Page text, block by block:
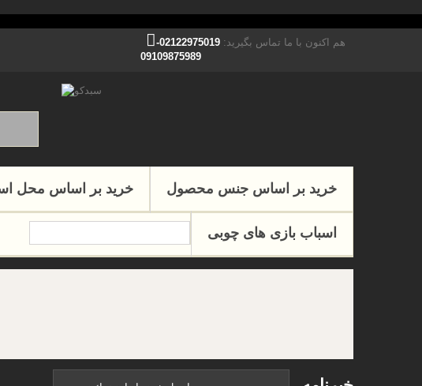
هم اکنون با ما تماس بگیرید:
02122975019-
09109875989
خرید بر اساس جنس محصول خرید بر اساس محل
اسباب بازی های چوبی